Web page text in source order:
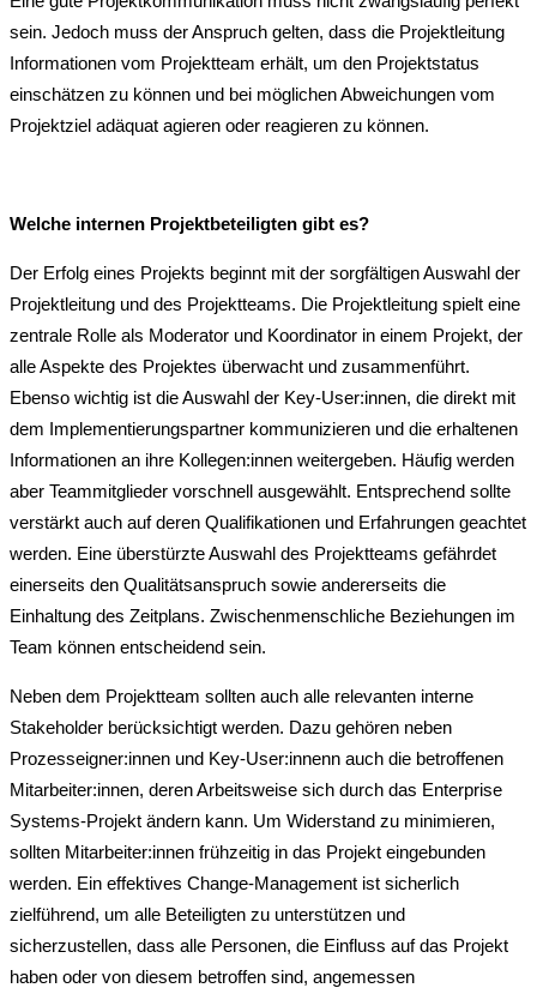
sein. Jedoch muss der Anspruch gelten, dass die Projektleitung
Informationen vom Projektteam erhält, um den Projektstatus
einschätzen zu können und bei möglichen Abweichungen vom
Projektziel adäquat agieren oder reagieren zu können.
Welche internen Projektbeteiligten gibt es?
Der Erfolg eines Projekts beginnt mit der sorgfältigen Auswahl der
Projektleitung und des Projektteams. Die Projektleitung spielt eine
zentrale Rolle als Moderator und Koordinator in einem Projekt, der
alle Aspekte des Projektes überwacht und zusammenführt.
Ebenso wichtig ist die Auswahl der Key-User:innen, die direkt mit
dem Implementierungspartner kommunizieren und die erhaltenen
Informationen an ihre Kollegen:innen weitergeben. Häufig werden
aber Teammitglieder vorschnell ausgewählt. Entsprechend sollte
verstärkt auch auf deren Qualifikationen und Erfahrungen geachtet
werden. Eine überstürzte Auswahl des Projektteams gefährdet
einerseits den Qualitätsanspruch sowie andererseits die
Einhaltung des Zeitplans. Zwischenmenschliche Beziehungen im
Team können entscheidend sein.
Neben dem Projektteam sollten auch alle relevanten interne
Stakeholder berücksichtigt werden. Dazu gehören neben
Prozesseigner:innen und Key-User:innenn auch die betroffenen
Mitarbeiter:innen, deren Arbeitsweise sich durch das Enterprise
Systems-Projekt ändern kann. Um Widerstand zu minimieren,
sollten Mitarbeiter:innen frühzeitig in das Projekt eingebunden
werden. Ein effektives Change-Management ist sicherlich
zielführend, um alle Beteiligten zu unterstützen und
sicherzustellen, dass alle Personen, die Einfluss auf das Projekt
haben oder von diesem betroffen sind, angemessen